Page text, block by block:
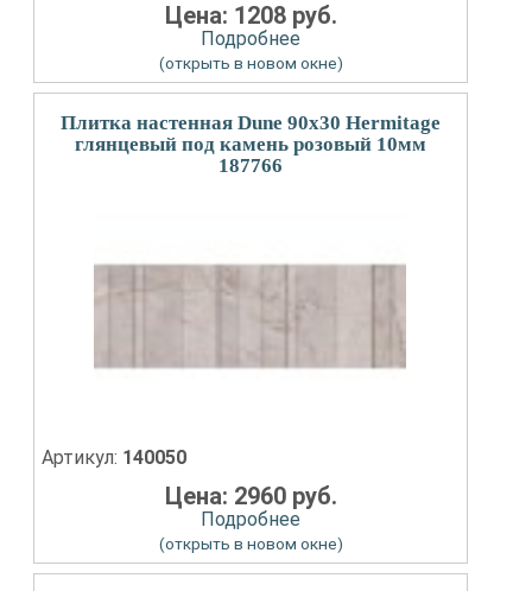
Цена: 1208 руб.
Подробнее
(открыть в новом окне)
Плитка настенная Dune 90x30 Hermitage
глянцевый под камень розовый 10мм
187766
Артикул: 140050
Цена: 2960 руб.
Подробнее
(открыть в новом окне)